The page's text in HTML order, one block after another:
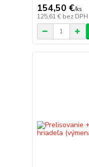
154,50 €/ks
125,61 € bez DPH